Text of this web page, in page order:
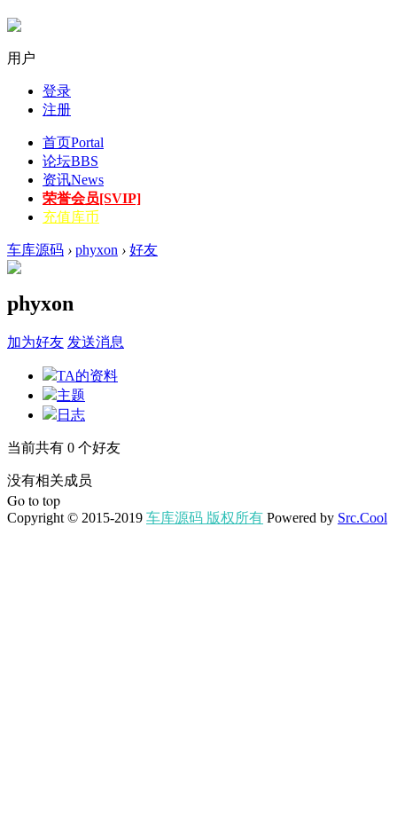
用户
登录
注册
首页Portal
论坛BBS
资讯News
荣誉会员[SVIP]
充值库币
车库源码 › phyxon › 好友
phyxon
加为好友 发送消息
TA的资料
主题
日志
当前共有 0 个好友
没有相关成员
Go to top
Copyright © 2015-2019 车库源码 版权所有 Powered by Src.Cool